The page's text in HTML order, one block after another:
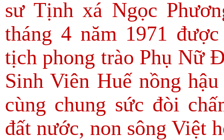
sư Tịnh xá Ngọc
tháng 4 năm 1971
tịch phong trào Phụ Nữ
Sinh Viên Huế nồng
cùng chung sức đòi
đất nước, non sông Việt